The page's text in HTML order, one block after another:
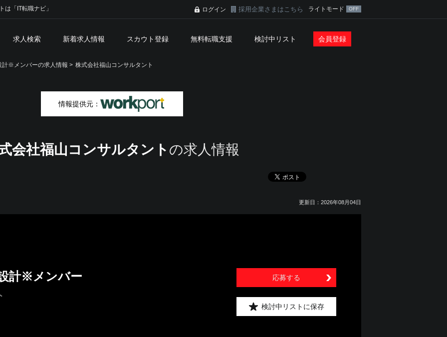
は「IT転職ナビ」 ログイン 採用企業さまはこちら ライトモード
求人検索 新着求人情報 スカウト登録 無料転職支援 検討中リスト 会員登録
計※メンバーの求人情報 > 株式会社福山コンサルタント
情報提供元：
会社福山コンサルタント の求人情報
更新日：2026年08月04日
計※メンバー 応募する
検討中リストに保存